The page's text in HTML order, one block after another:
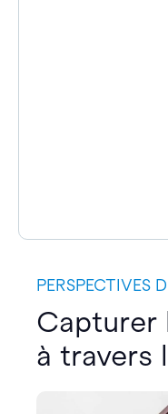
PERSPECTIVES
Capturer
à travers